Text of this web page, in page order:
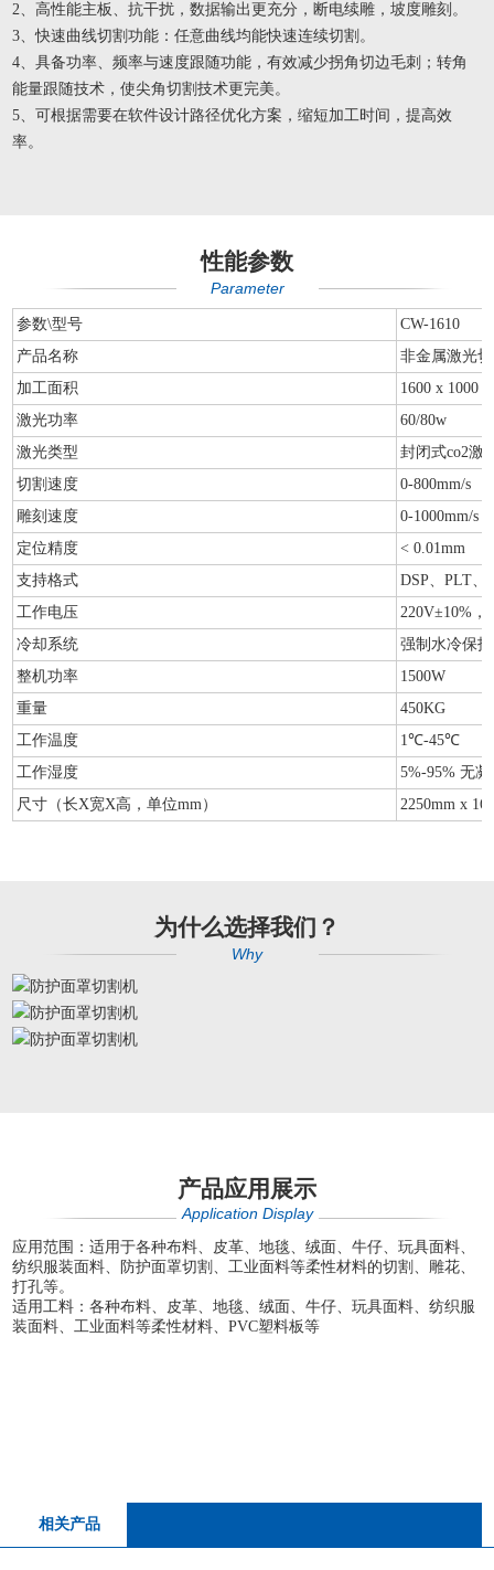
2、高性能主板、抗干扰，数据输出更充分，断电续雕，坡度雕刻。
3、快速曲线切割功能：任意曲线均能快速连续切割。
4、具备功率、频率与速度跟随功能，有效减少拐角切边毛刺；转角
能量跟随技术，使尖角切割技术更完美。
5、可根据需要在软件设计路径优化方案，缩短加工时间，提高效
率。
性能参数
Parameter
参数\型号
CW-1610
产品名称
非金属激光
加工面积
1600 x 1000
激光功率
60/80w
激光类型
封闭式co2激
切割速度
0-800mm/s
雕刻速度
0-1000mm/s
定位精度
< 0.01mm
支持格式
DSP、PLT
工作电压
220V±10%，
冷却系统
强制水冷保
整机功率
1500W
重量
450KG
工作温度
1℃-45℃
工作湿度
5%-95% 无凝
尺寸（长X宽X高，单位mm）
2250mm x
为什么选择我们？
Why
产品应用展示
Application Display
应用范围：适用于各种布料、皮革、地毯、绒面、牛仔、玩具面料、
纺织服装面料、防护面罩切割、工业面料等柔性材料的切割、雕花、
打孔等。
适用工料：各种布料、皮革、地毯、绒面、牛仔、玩具面料、纺织服
装面料、工业面料等柔性材料、PVC塑料板等
相关产品